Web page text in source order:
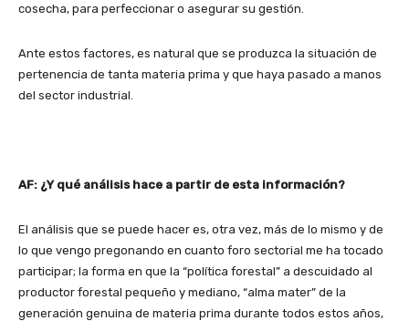
cosecha, para perfeccionar o asegurar su gestión.
Ante estos factores, es natural que se produzca la situación de
pertenencia de tanta materia prima y que haya pasado a manos
del sector industrial.
AF: ¿Y qué análisis hace a partir de esta información?
El análisis que se puede hacer es, otra vez, más de lo mismo y de
lo que vengo pregonando en cuanto foro sectorial me ha tocado
participar; la forma en que la “política forestal” a descuidado al
productor forestal pequeño y mediano, “alma mater” de la
generación genuina de materia prima durante todos estos años,